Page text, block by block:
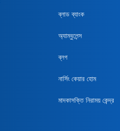
ব্লাড ব্যাংক
অ্যাম্বুলেন্স
ব্লগ
নার্সিং কেয়ার হোম
মাদকাসক্তি নিরাময় কেন্দ্র